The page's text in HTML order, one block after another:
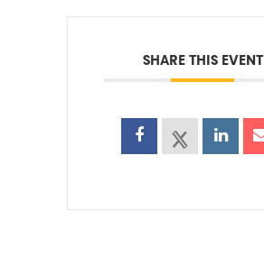
SHARE THIS EVENT